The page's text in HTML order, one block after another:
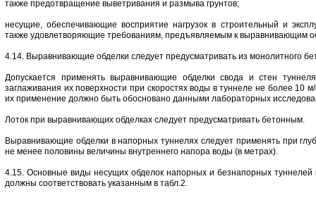
также предотвращение выветривания и размыва грунтов;
несущие, обеспечивающие восприятие нагрузок в строительный и
также удовлетворяющие требованиям, предъявляемым к выравнивающим
4.14. Выравнивающие обделки следует предусматривать из монолитного
Допускается применять выравнивающие обделки свода и стен
заглаживания их поверхности при скоростях воды в туннеле не более 10
их применение должно быть обосновано данными лабораторных
Лоток при выравнивающих обделках следует предусматривать бетонным.
Выравнивающие обделки в напорных туннелях следует применять при
не менее половины величины внутреннего напора воды (в метрах).
4.15. Основные виды несущих обделок напорных и безнапорных туннелей
должны соответствовать указанным в табл.2.